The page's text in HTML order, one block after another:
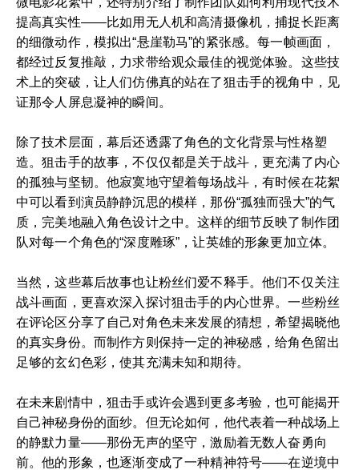
提高真实性——比如用无人机和高清摄像机，捕捉长距离
的细微动作，模拟出“悬崖勒马”的紧张感。每一帧画面，
都经过反复推敲，力求带给观众最佳的视觉体验。这些技
术上的突破，让人们仿佛真的站在了狙击手的视角中，见
证那令人屏息凝神的瞬间。
除了技术层面，幕后还透露了角色的文化背景与性格塑
造。狙击手的故事，不仅仅都是关于战斗，更充满了内心
的孤独与坚韧。他寂寞地守望着每场战斗，有时候在花絮
中可以看到演员静静沉思的模样，那份“孤独而强大”的气
质，完美地融入角色设计之中。这样的细节反映了制作团
队对每一个角色的“深度雕琢”，让英雄的形象更加立体。
当然，这些幕后故事也让粉丝们爱不释手。他们不仅关注
战斗画面，更喜欢深入探讨狙击手的内心世界。一些粉丝
在评论区分享了自己对角色未来发展的猜想，希望揭晓他
的真实身份。而制作方则保持一定的神秘感，给角色留出
足够的玄幻色彩，使其充满未知和期待。
在未来剧情中，狙击手或许会遇到更多考验，也可能揭开
自己神秘身份的面纱。但无论如何，他代表着一种战场上
的静默力量——那份无声的坚守，激励着无数人奋勇向
前。他的形象，也逐渐变成了一种精神符号——在逆境中